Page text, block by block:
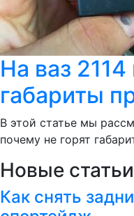
На ваз
габариты
В этой статье мы
почему не горят
Новые статьи
Как снять